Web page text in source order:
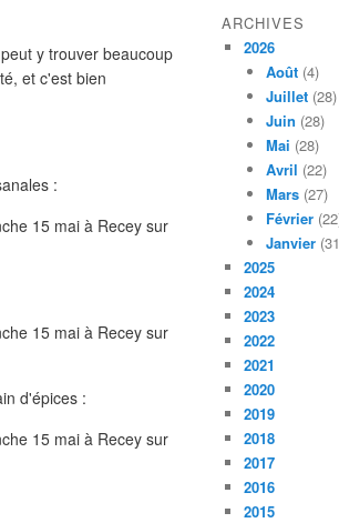
y trouver beaucoup
et c'est bien
:
d'épices :
ARCHIVES
2026
Août (4)
Juillet (28)
Juin (28)
Mai (28)
Avril (22)
Mars (27)
Février
Janvier
2025
2024
2023
2022
2021
2020
2019
2018
2017
2016
2015